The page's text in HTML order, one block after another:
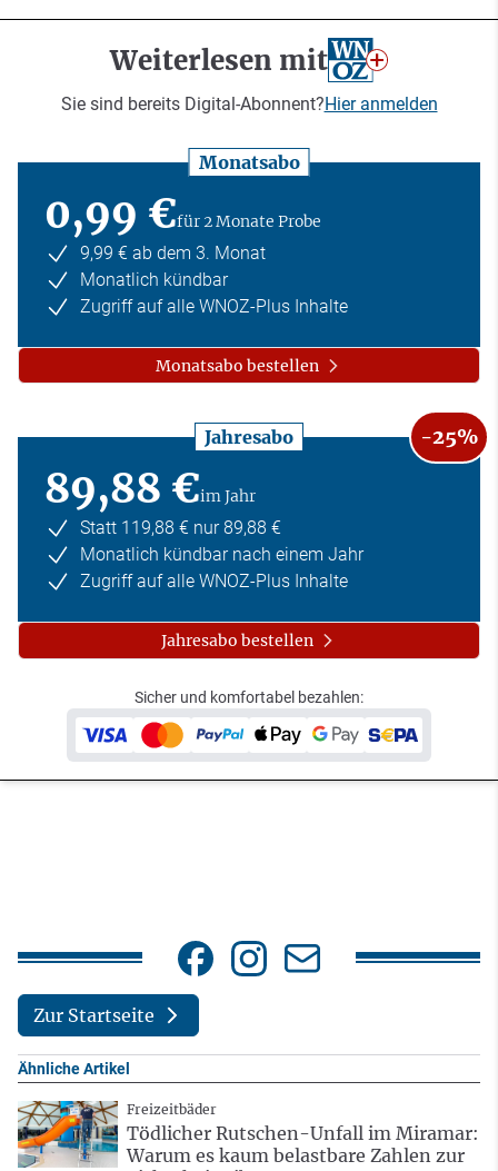
Weiterlesen mit
Sie sind bereits Digital-Abonnent?Hier anmelden
Monatsabo
0,99 €für 2 Monate Probe
9,99 € ab dem 3. Monat
Monatlich kündbar
Zugriff auf alle WNOZ-Plus Inhalte
Monatsabo bestellen
Jahresabo -25%
89,88 €im Jahr
Statt 119,88 € nur 89,88 €
Monatlich kündbar nach einem Jahr
Zugriff auf alle WNOZ-Plus Inhalte
Jahresabo bestellen
Sicher und komfortabel bezahlen:
Zur Startseite
Ähnliche Artikel
Freizeitbäder
Tödlicher Rutschen-Unfall im Miramar:
Warum es kaum belastbare Zahlen zur